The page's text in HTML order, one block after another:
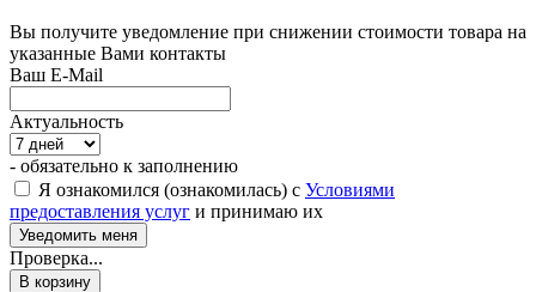
Вы получите уведомление при снижении стоимости товара на
указанные Вами контакты
Ваш E-Mail
Актуальность
- обязательно к заполнению
Я ознакомился (ознакомилась) с Условиями
предоставления услуг и принимаю их
Проверка...
В корзину